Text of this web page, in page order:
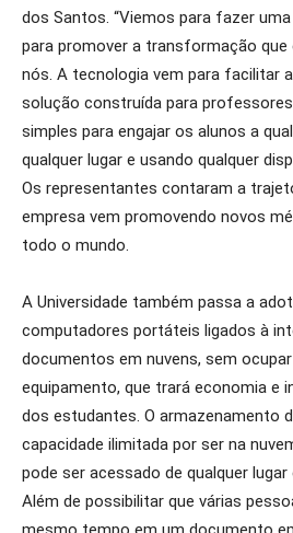
dos Santos. “Viemos para fazer
para promover a transformação que
nós. A tecnologia vem para facilitar
solução construída para
simples para engajar os alunos a
qualquer lugar e usando qualquer
Os representantes contaram a
empresa vem promovendo novos
todo o mundo.
A Universidade também passa a
computadores portáteis ligados à
documentos em nuvens, sem
equipamento, que trará economia e
dos estudantes. O armazenamento
capacidade ilimitada por ser na
pode ser acessado de qualquer
Além de possibilitar que várias